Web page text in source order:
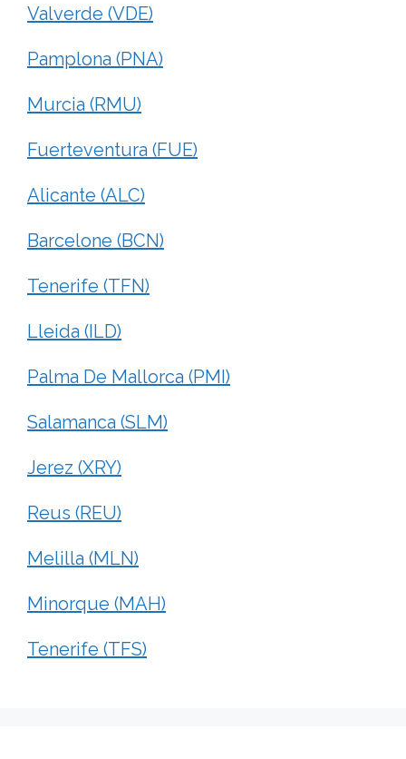
Valverde (VDE)
Pamplona (PNA)
Murcia (RMU)
Fuerteventura (FUE)
Alicante (ALC)
Barcelone (BCN)
Tenerife (TFN)
Lleida (ILD)
Palma De Mallorca (PMI)
Salamanca (SLM)
Jerez (XRY)
Reus (REU)
Melilla (MLN)
Minorque (MAH)
Tenerife (TFS)